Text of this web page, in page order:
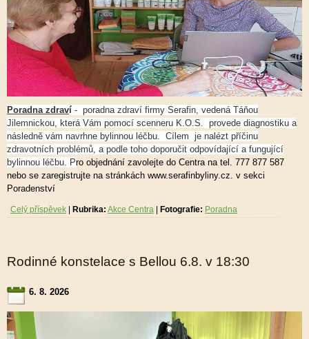
Poradna zdraví - poradna zdraví firmy Serafin, vedená Táňou
Jilemnickou, která Vám pomocí scenneru K.O.S. provede diagnostiku a
následně vám navrhne bylinnou léčbu. Cílem je nalézt příčinu
zdravotních problémů, a podle toho doporučit odpovídající a fungující
bylinnou léčbu. Pro objednání zavolejte do Centra na tel. 777 877 587
nebo se zaregistrujte na stránkách www.serafinbyliny.cz. v sekci
Poradenství
Celý příspěvek Rubrika: Akce Centra Fotografie: Poradna
Rodinné konstelace s Bellou 6.8. v 18:30
6. 8. 2026